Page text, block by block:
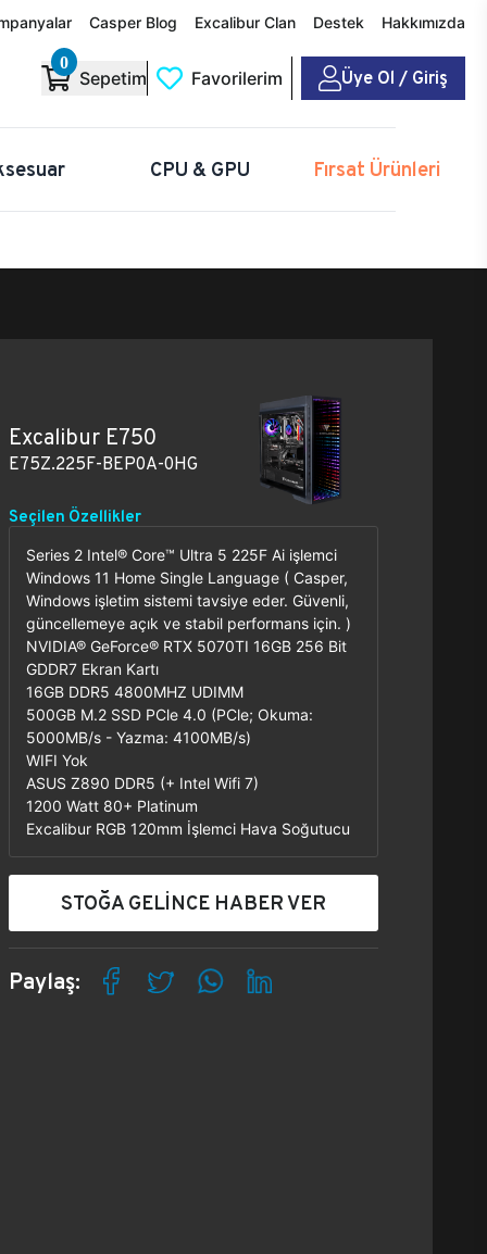
Casper Blog Excalibur Clan Destek Hakkımızda
0
Sepetim Favorilerim Üye Ol / Giriş
CPU & GPU Fırsat Ürünleri
Excalibur E750
E75Z.225F-BEP0A-0HG
Seçilen Özellikler
Series 2 Intel® Core™ Ultra 5 225F Ai işlemci
Windows 11 Home Single Language ( Casper,
Windows işletim sistemi tavsiye eder. Güvenli,
güncellemeye açık ve stabil performans için. )
NVIDIA® GeForce® RTX 5070TI 16GB 256 Bit
GDDR7 Ekran Kartı
16GB DDR5 4800MHZ UDIMM
500GB M.2 SSD PCle 4.0 (PCle; Okuma:
5000MB/s - Yazma: 4100MB/s)
WIFI Yok
ASUS Z890 DDR5 (+ Intel Wifi 7)
1200 Watt 80+ Platinum
Excalibur RGB 120mm İşlemci Hava Soğutucu
STOĞA GELİNCE HABER VER
Paylaş: